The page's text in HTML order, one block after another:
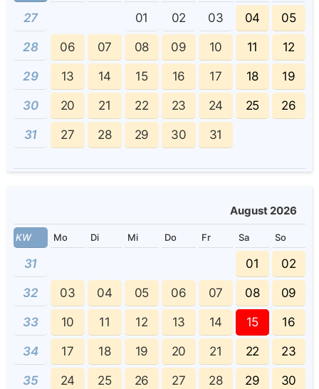
27 01 02 03 04 05
28 06 07 08 09 10 11 12
29 13 14 15 16 17 18 19
30 20 21 22 23 24 25 26
31 27 28 29 30 31
August 2026
KW Mo Di Mi Do Fr Sa So
31 01 02
32 03 04 05 06 07 08 09
33 10 11 12 13 14 15 16
34 17 18 19 20 21 22 23
35 24 25 26 27 28 29 30